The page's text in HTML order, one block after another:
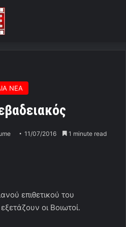
ΝΕΑ
11/07/2016 1 minute read
επιθετικού του
οι Βοιωτοί.